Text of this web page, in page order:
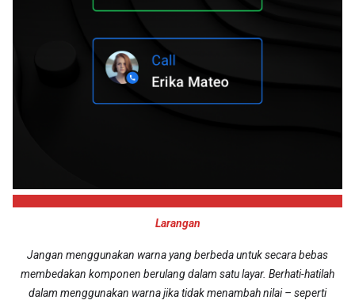
Larangan
Jangan menggunakan warna yang berbeda untuk secara bebas
membedakan komponen berulang dalam satu layar. Berhati-hatilah
dalam menggunakan warna jika tidak menambah nilai – seperti